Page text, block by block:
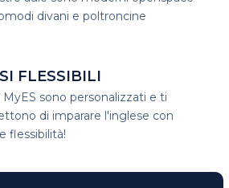
divani e poltroncine
FLESSIBILI
MyES sono personalizzati eti
di imparare l'inglese con
flessibilità!